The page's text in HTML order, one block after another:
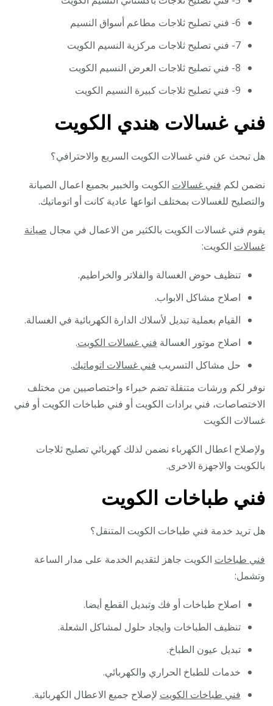
6- فني تصليح ثلاجات مطاعم أسواق النسيم
7- فني تصليح ثلاجات مركزية النسيم الكويت
8- فني تصليح ثلاجات العرض النسيم الكويت
9- فني تصليح ثلاجات كبيرة النسيم الكويت
فني غسالات هندي الكويت
هل تبحث عن فني غسالات الكويت السريع والاحترافي؟
نضمن لكم فني غسالات الكويت والخبير بجميع اعمال الصيانة
والتصليح للغسالات بمختلف انواعها عادية كانت أو اتوماتيك.
يقوم فني غسالات الكويت بالكثير من الاعمال في مجال صيانة
غسالات الكويت:
تنظيف حوض الغسالة والفلاتر والخراطيم.
اصلاح مشاكل الابواب.
القيام بعملية تبديل لأسلاك الدارة الكهربائية في الغسالة.
اصلاح موتور الغسالة فني غسالات الكويت.
حل مشاكل التسريب فني غسالات اتوماتيك.
نوفر لكم ورشات متنقلة تضم خبراء واختصاصيين من مختلف
الاختصاصات، فني برادات الكويت أو فني طباخات الكويت أو فني
غسالات الكويت
ولإصلاح اعطال الكهرباء نضمن لذلك كهربائي تصليح ثلاجات
بالكويت والاجهزة الاخرى.
فني طباخات الكويت
هل تريد خدمة فني طباخات الكويت المتنقل؟
فني طباخات الكويت جاهز لتقديم الخدمة على مدار الساعة
وتشمل:
اصلاح طباخات أو فك وتبديل القطع أيضا.
تنظيف الطباخات وايجاد حلول لمشاكل الشعلة.
تبديل عيون الطباخ.
خدمات للطباخ الحراري والكهربائي.
فني طباخات الكويت لإصلاح جميع الاعطال الكهربائية.